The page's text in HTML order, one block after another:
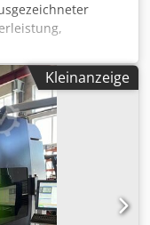
Kann
werden.
Amrjha Inklusive:
Automatische
Lineare Achsen
auf Anfrage
mm Laserleistung:
3015 Flex +
h
Kleinanzeige